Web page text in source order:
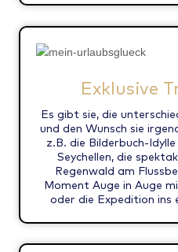
Exklusive
Es gibt sie, die
und den Wunsch sie
z.B. die Bilderbuch-
Seychellen, die
Regenwald am
Moment Auge in Auge
oder die Expedition ins